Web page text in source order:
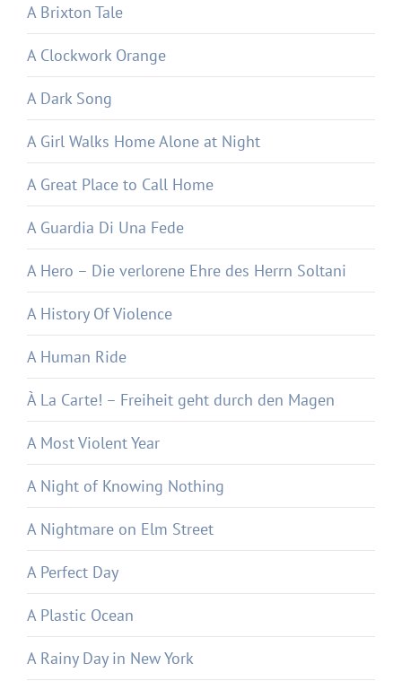
A Brixton Tale
A Clockwork Orange
A Dark Song
A Girl Walks Home Alone at Night
A Great Place to Call Home
A Guardia Di Una Fede
A Hero – Die verlorene Ehre des Herrn Soltani
A History Of Violence
A Human Ride
À La Carte! – Freiheit geht durch den Magen
A Most Violent Year
A Night of Knowing Nothing
A Nightmare on Elm Street
A Perfect Day
A Plastic Ocean
A Rainy Day in New York